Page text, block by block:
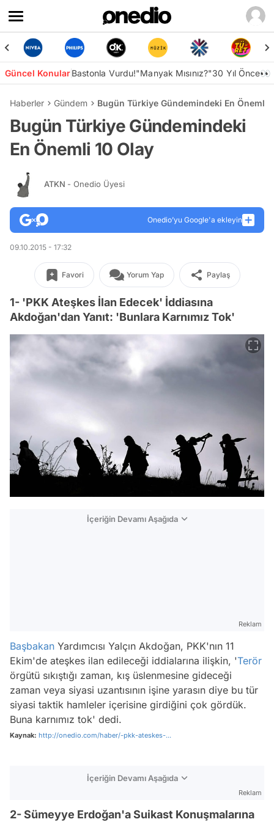
Güncel KonularBastonla Vurdu!"Manyak Mısınız?"30 Yıl Önce👀
Haberler Gündem Bugün Türkiye Gündemindeki En Önemli
Bugün Türkiye Gündemindeki
En Önemli 10 Olay
ATKN - Onedio Üyesi
Onedio’yu Google'a ekleyin
09.10.2015 - 17:32
Favori Yorum Yap Paylaş
1- 'PKK Ateşkes İlan Edecek' İddiasına
Akdoğan'dan Yanıt: 'Bunlara Karnımız Tok'
İçeriğin Devamı Aşağıda
Reklam
Başbakan Yardımcısı Yalçın Akdoğan, PKK'nın 11
Ekim'de ateşkes ilan edileceği iddialarına ilişkin, 'Terör
örgütü sıkıştığı zaman, kış üslenmesine gideceği
zaman veya siyasi uzantısının işine yarasın diye bu tür
siyasi taktik hamleler içerisine girdiğini çok gördük.
Buna karnımız tok' dedi.
Kaynak: http://onedio.com/haber/-pkk-ateskes-...
İçeriğin Devamı Aşağıda
Reklam
2- Sümeyye Erdoğan'a Suikast Konuşmalarına